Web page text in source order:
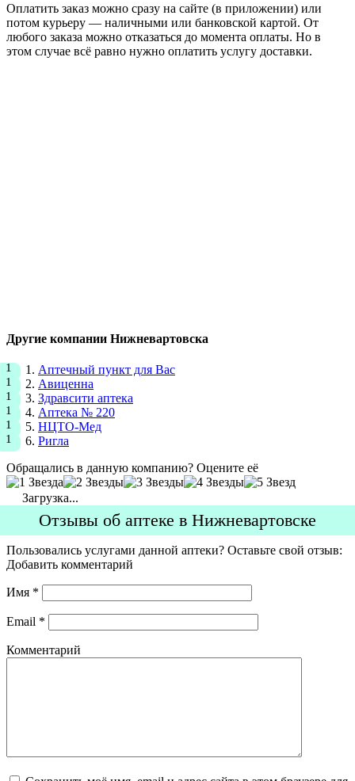
Оплатить заказ можно сразу на сайте (в приложении) или
потом курьеру — наличными или банковской картой. От
любого заказа можно отказаться до момента оплаты. Но в
этом случае всё равно нужно оплатить услугу доставки.
Другие компании Нижневартовска
Аптечный пункт для Вас
Авиценна
Здравсити аптека
Аптека № 220
НЦТО-Мед
Ригла
Обращались в данную компанию? Оцените её
Загрузка...
Отзывы об аптеке в Нижневартовске
Пользовались услугами данной аптеки? Оставьте свой отзыв:
Добавить комментарий
Имя *
Email *
Комментарий